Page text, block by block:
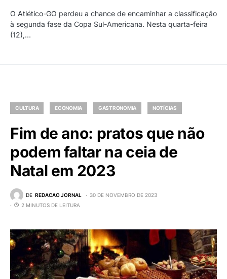
O Atlético-GO perdeu a chance de encaminhar a classificação
à segunda fase da Copa Sul-Americana. Nesta quarta-feira
(12),…
CULTURA ECONOMIA GASTRONOMIA NOTÍCIAS
Fim de ano: pratos que não
podem faltar na ceia de
Natal em 2023
DE REDACAO JORNAL
30 DE NOVEMBRO DE 2023
2 MINUTOS DE LEITURA